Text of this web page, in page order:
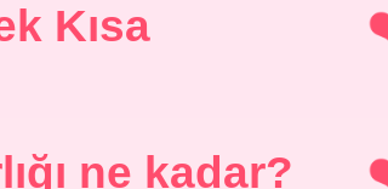
Kısa
ne kadar?